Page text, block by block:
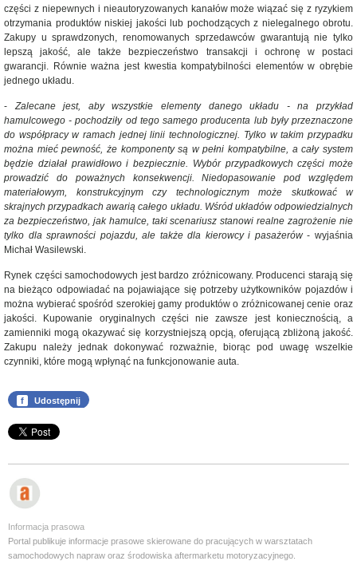
części z niepewnych i nieautoryzowanych kanałów może wiązać się z ryzykiem
otrzymania produktów niskiej jakości lub pochodzących z nielegalnego obrotu.
Zakupy u sprawdzonych, renomowanych sprzedawców gwarantują nie tylko
lepszą jakość, ale także bezpieczeństwo transakcji i ochronę w postaci
gwarancji. Równie ważna jest kwestia kompatybilności elementów w obrębie
jednego układu.
- Zalecane jest, aby wszystkie elementy danego układu - na przykład
hamulcowego - pochodziły od tego samego producenta lub były przeznaczone
do współpracy w ramach jednej linii technologicznej. Tylko w takim przypadku
można mieć pewność, że komponenty są w pełni kompatybilne, a cały system
będzie działał prawidłowo i bezpiecznie. Wybór przypadkowych części może
prowadzić do poważnych konsekwencji. Niedopasowanie pod względem
materiałowym, konstrukcyjnym czy technologicznym może skutkować w
skrajnych przypadkach awarią całego układu. Wśród układów odpowiedzialnych
za bezpieczeństwo, jak hamulce, taki scenariusz stanowi realne zagrożenie nie
tylko dla sprawności pojazdu, ale także dla kierowcy i pasażerów- wyjaśnia
Michał Wasilewski.
Rynek części samochodowych jest bardzo zróżnicowany. Producenci starają się
na bieżąco odpowiadać na pojawiające się potrzeby użytkowników pojazdów i
można wybierać spośród szerokiej gamy produktów o zróżnicowanej cenie oraz
jakości. Kupowanie oryginalnych części nie zawsze jest koniecznością, a
zamienniki mogą okazywać się korzystniejszą opcją, oferującą zbliżoną jakość.
Zakupu należy jednak dokonywać rozważnie, biorąc pod uwagę wszelkie
czynniki, które mogą wpłynąć na funkcjonowanie auta.
f Udostępnij
Informacja prasowa
Portal publikuje informacje prasowe skierowane do pracujących w warsztatach
samochodowych napraw oraz środowiska aftermarketu motoryzacyjnego.